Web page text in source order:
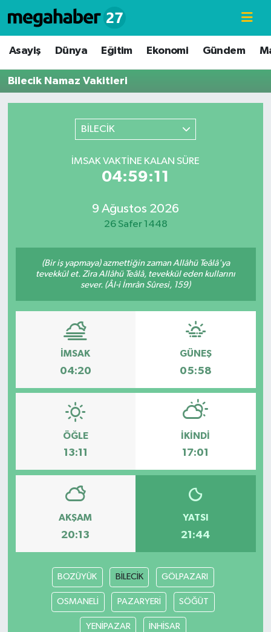
Asayiş Dünya Eğitim Ekonomi Gündem
Bilecik Namaz Vakitleri
BİLECİK
İMSAK VAKTINE KALAN SÜRE
04:59:11
9 Ağustos 2026
26 Safer 1448
(Bir iş yapmaya) azmettiğin zaman Allâhü Teâlâ'ya
tevekkül et. Zira Allâhü Teâlâ, tevekkül eden kullarını
sever. (Âl-i İmrân Sûresi, 159)
İMSAK
04:20
GÜNEŞ
05:58
ÖĞLE
13:11
İKINDI
17:01
AKŞAM
20:13
YATSI
21:44
BOZÜYÜK BİLECİK GÖLPAZARI
OSMANELİ PAZARYERİ SÖĞÜT
YENİPAZAR İNHİSAR
Hava Durumu
Trafik Durumu
Tüm Manşetler
Son Dakika Haberleri